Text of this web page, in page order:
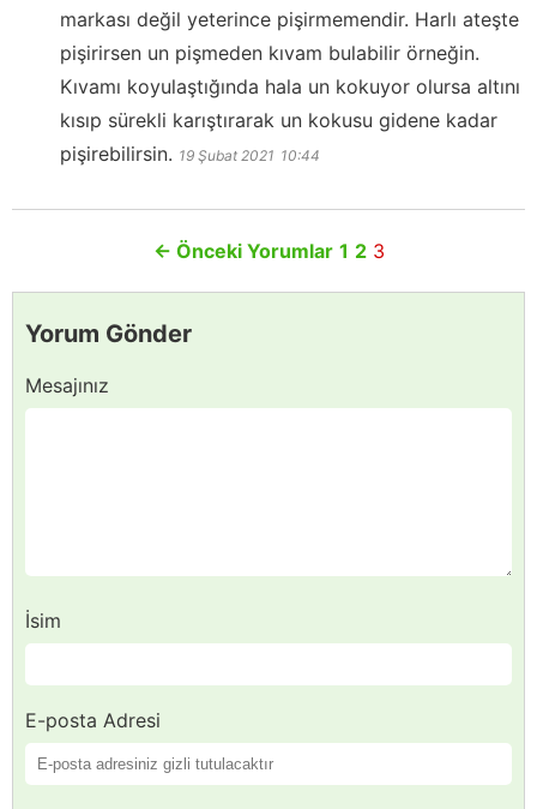
markası değil yeterince pişirmemendir. Harlı ateşte
pişirirsen un pişmeden kıvam bulabilir örneğin.
Kıvamı koyulaştığında hala un kokuyor olursa altını
kısıp sürekli karıştırarak un kokusu gidene kadar
pişirebilirsin. 19 Şubat 2021 10:44
← Önceki Yorumlar 1 2 3
Yorum Gönder
Mesajınız
İsim
E-posta Adresi